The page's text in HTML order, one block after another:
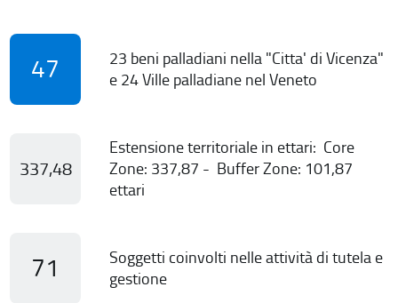
47
23 beni palladiani nella "Citta' di Vicenza"
e 24 Ville palladiane nel Veneto
337,48
Estensione territoriale in ettari: Core
Zone: 337,87 - Buffer Zone: 101,87
ettari
71
Soggetti coinvolti nelle attività di tutela e
gestione